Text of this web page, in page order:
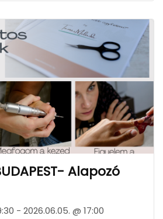
Alapozó
- 2026.06.05. @ 17:00